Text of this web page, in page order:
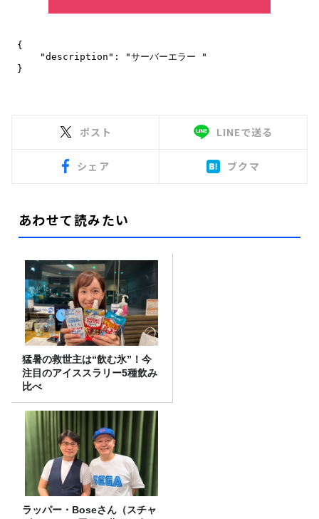
ポスト LINEで送る
シェア ブクマ
あわせて読みたい
猛暑の救世主は“飲む氷”！今
注目のアイススラリー5種飲み
比べ
ラッパー・Boseさん（スチャ